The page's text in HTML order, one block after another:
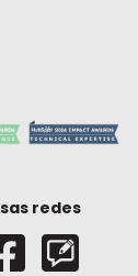
redes